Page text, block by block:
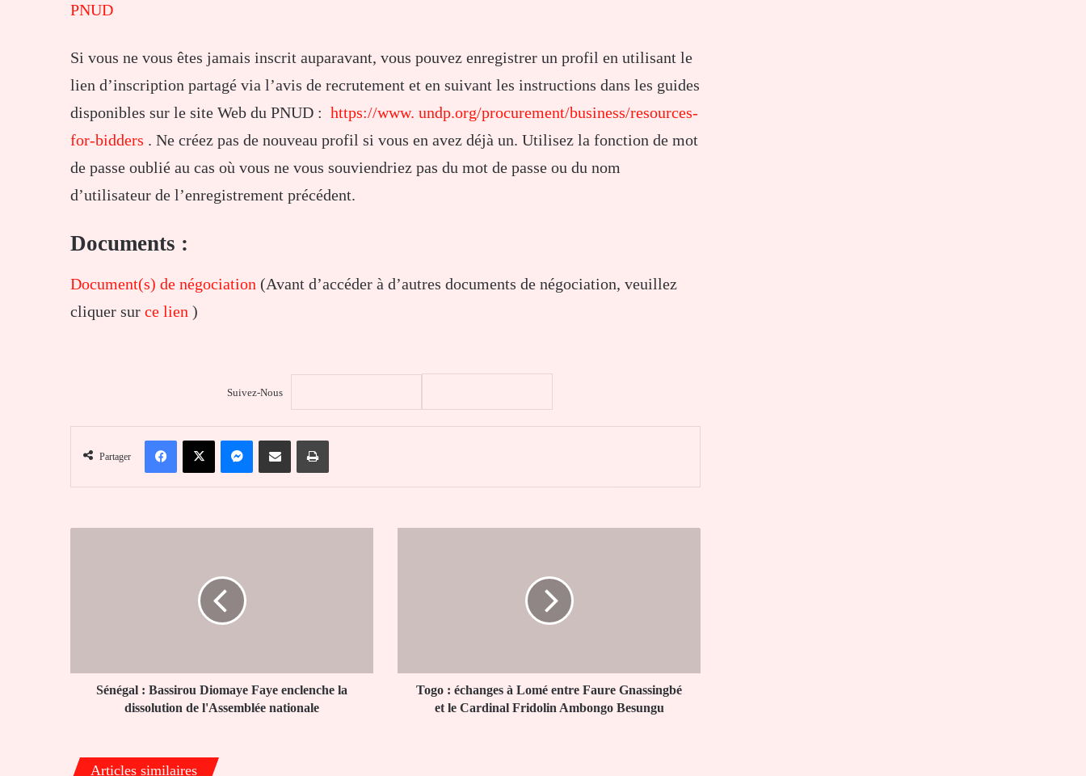
PNUD
Si vous ne vous êtes jamais inscrit auparavant, vous pouvez enregistrer un profil en utilisant le
lien d’inscription partagé via l’avis de recrutement et en suivant les instructions dans les guides
disponibles sur le site Web du PNUD : https://www. undp.org/procurement/business/resources-
for-bidders . Ne créez pas de nouveau profil si vous en avez déjà un. Utilisez la fonction de mot
de passe oublié au cas où vous ne vous souviendriez pas du mot de passe ou du nom
d’utilisateur de l’enregistrement précédent.
Documents :
Document(s) de négociation (Avant d’accéder à d’autres documents de négociation, veuillez
cliquer sur ce lien )
Suivez-Nous
Partager
FacebookX MessengerPartager par email Imprimer
de
l'Assemblée
Sénégal : Bassirou Diomaye Faye enclenche la
dissolution de l'Assemblée nationale
et
Togo : échanges à Lomé entre Faure Gnassingbé
et le Cardinal Fridolin Ambongo Besungu
Articles similaires